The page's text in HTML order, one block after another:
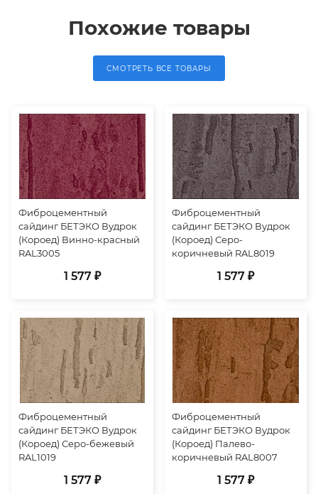
Похожие товары
СМОТРЕТЬ ВСЕ ТОВАРЫ
Фиброцементный
сайдинг БЕТЭКО Вудрок
(Короед) Винно-красный
RAL3005
1 577 ₽
Фиброцементный
сайдинг БЕТЭКО Вудрок
(Короед) Серо-
коричневый RAL8019
1 577 ₽
Фиброцементный
сайдинг БЕТЭКО Вудрок
(Короед) Серо-бежевый
RAL1019
1 577 ₽
Фиброцементный
сайдинг БЕТЭКО Вудрок
(Короед) Палево-
коричневый RAL8007
1 577 ₽